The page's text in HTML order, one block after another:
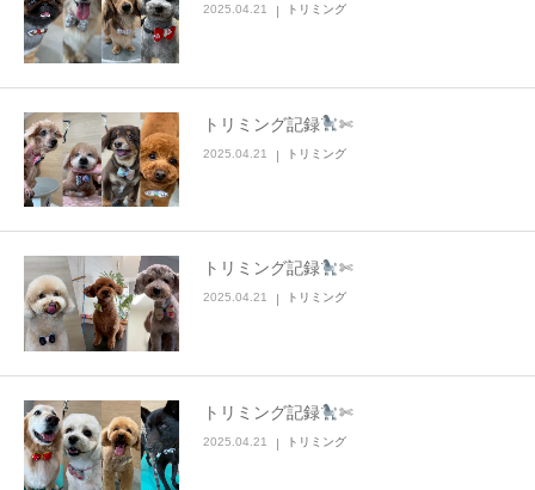
2025.04.21 トリミング
トリミング記録 ✄
2025.04.21 トリミング
トリミング記録 ✄
2025.04.21 トリミング
トリミング記録 ✄
2025.04.21 トリミング